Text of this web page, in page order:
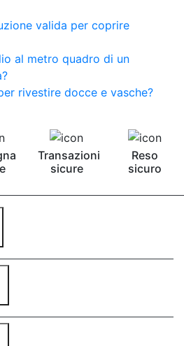
valida per coprire
al metro quadro di un
rivestire docce e vasche?
Transazioni
sicure
Reso
sicuro